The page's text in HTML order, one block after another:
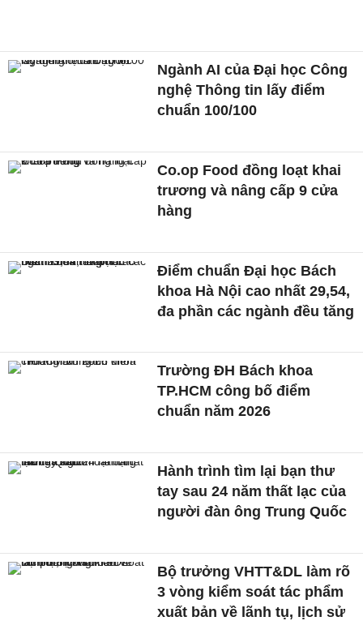
Ngành AI của Đại học Công
nghệ Thông tin lấy điểm
chuẩn 100/100
Co.op Food đồng loạt khai
trương và nâng cấp 9 cửa
hàng
Điểm chuẩn Đại học Bách
khoa Hà Nội cao nhất 29,54,
đa phần các ngành đều tăng
Trường ĐH Bách khoa
TP.HCM công bố điểm
chuẩn năm 2026
Hành trình tìm lại bạn thư
tay sau 24 năm thất lạc của
người đàn ông Trung Quốc
Bộ trưởng VHTT&DL làm rõ
3 vòng kiểm soát tác phẩm
xuất bản về lãnh tụ, lịch sử